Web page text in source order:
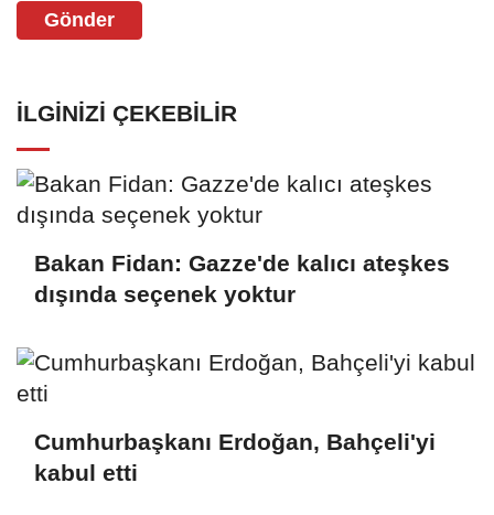
Gönder
İLGINIZI ÇEKEBILIR
Bakan Fidan: Gazze'de kalıcı ateşkes
dışında seçenek yoktur
Cumhurbaşkanı Erdoğan, Bahçeli'yi
kabul etti